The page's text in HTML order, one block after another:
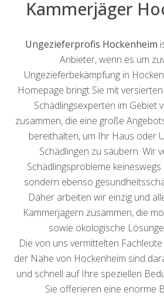
Kammerjäger
Ungezieferprofis Hockenheim
Anbieter, wenn es um
Ungezieferbekämpfung in
Homepage bringt Sie mit
Schädlingsexperten im Gebiet
zusammen, die eine große
bereithalten, um Ihr Haus oder
Schädlingen zu säubern. Wir
Schädlingsprobleme
sondern ebenso
Daher arbeiten wir einzig und
Kammerjägern zusammen, die
sowie ökologische
Die von uns vermittelten
der Nähe von Hockenheim sind
und schnell auf Ihre speziellen
Sie offerieren eine enorme